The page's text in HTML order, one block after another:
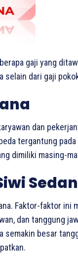
gaji yang
selain dari gaji
dan
tergantung
dimiliki masing-
Faktor-faktor ini
dan tanggung
semakin besar